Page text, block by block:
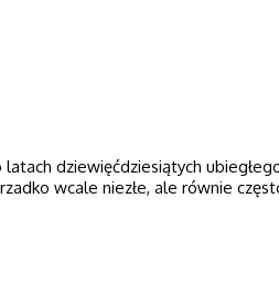
dziewięćdziesiątych
wcale niezłe, ale równie